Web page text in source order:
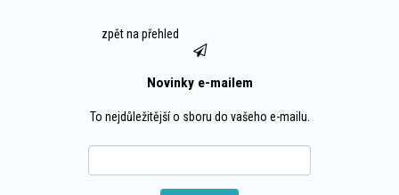
zpět na přehled
Novinky e-mailem
To nejdůležitější o sboru do vašeho e-mailu.